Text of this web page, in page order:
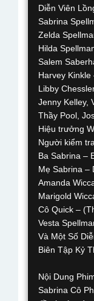
Diễn Viên
Sabrina
Zelda
Hilda
Salem
Harvey Kinkle
Libby
Jenny Kelley,
Thầy Pool,
Hiệu trưởng
Người kiểm
Ba Sabrina –
Mẹ Sabrina –
Amanda
Marigold
Cô Quick –
Vesta
Và Một Số
Biên Tập Kỷ
Nội Dung
Sabrina Cô